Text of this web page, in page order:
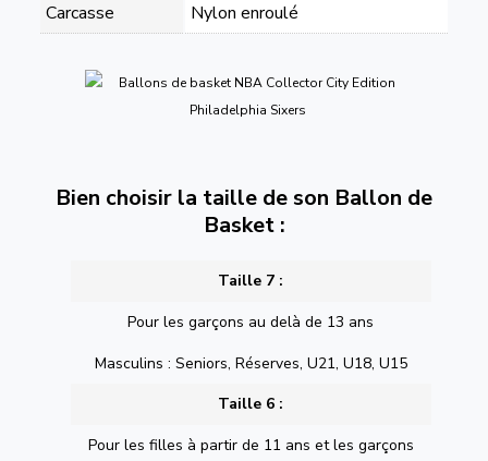
Carcasse
Nylon enroulé
Bien choisir la taille de son Ballon de
Basket :
Taille 7 :
Pour les garçons au delà de 13 ans
Masculins : Seniors, Réserves, U21, U18, U15
Taille 6 :
Pour les filles à partir de 11 ans et les garçons